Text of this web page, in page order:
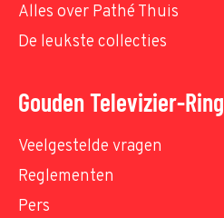
Alles over Pathé Thuis
De leukste collecties
Gouden Televizier-Ring
Veelgestelde vragen
Reglementen
Pers